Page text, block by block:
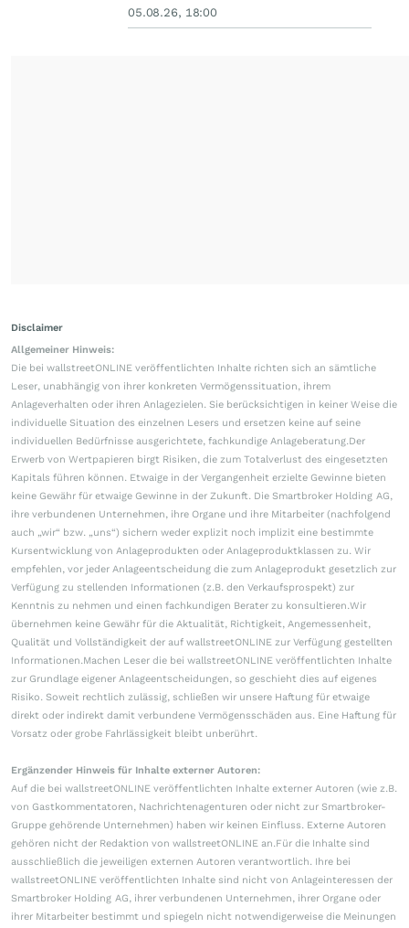
05.08.26, 18:00
Disclaimer
Allgemeiner Hinweis:
Die bei wallstreetONLINE veröffentlichten Inhalte richten sich an sämtliche
Leser, unabhängig von ihrer konkreten Vermögenssituation, ihrem
Anlageverhalten oder ihren Anlagezielen. Sie berücksichtigen in keiner Weise die
individuelle Situation des einzelnen Lesers und ersetzen keine auf seine
individuellen Bedürfnisse ausgerichtete, fachkundige Anlageberatung.Der
Erwerb von Wertpapieren birgt Risiken, die zum Totalverlust des eingesetzten
Kapitals führen können. Etwaige in der Vergangenheit erzielte Gewinne bieten
keine Gewähr für etwaige Gewinne in der Zukunft. Die Smartbroker Holding AG,
ihre verbundenen Unternehmen, ihre Organe und ihre Mitarbeiter (nachfolgend
auch „wir“ bzw. „uns“) sichern weder explizit noch implizit eine bestimmte
Kursentwicklung von Anlageprodukten oder Anlageproduktklassen zu. Wir
empfehlen, vor jeder Anlageentscheidung die zum Anlageprodukt gesetzlich zur
Verfügung zu stellenden Informationen (z.B. den Verkaufsprospekt) zur
Kenntnis zu nehmen und einen fachkundigen Berater zu konsultieren.Wir
übernehmen keine Gewähr für die Aktualität, Richtigkeit, Angemessenheit,
Qualität und Vollständigkeit der auf wallstreetONLINE zur Verfügung gestellten
Informationen.Machen Leser die bei wallstreetONLINE veröffentlichten Inhalte
zur Grundlage eigener Anlageentscheidungen, so geschieht dies auf eigenes
Risiko. Soweit rechtlich zulässig, schließen wir unsere Haftung für etwaige
direkt oder indirekt damit verbundene Vermögensschäden aus. Eine Haftung für
Vorsatz oder grobe Fahrlässigkeit bleibt unberührt.
Ergänzender Hinweis für Inhalte externer Autoren:
Auf die bei wallstreetONLINE veröffentlichten Inhalte externer Autoren (wie z.B.
von Gastkommentatoren, Nachrichtenagenturen oder nicht zur Smartbroker-
Gruppe gehörende Unternehmen) haben wir keinen Einfluss. Externe Autoren
gehören nicht der Redaktion von wallstreetONLINE an.Für die Inhalte sind
ausschließlich die jeweiligen externen Autoren verantwortlich. Ihre bei
wallstreetONLINE veröffentlichten Inhalte sind nicht von Anlageinteressen der
Smartbroker Holding AG, ihrer verbundenen Unternehmen, ihrer Organe oder
ihrer Mitarbeiter bestimmt und spiegeln nicht notwendigerweise die Meinungen